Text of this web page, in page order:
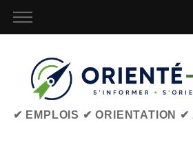
✔ EMPLOIS ✔ ORIENTATION ✔